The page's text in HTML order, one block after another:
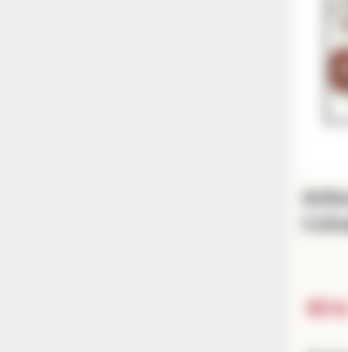
3
60 kr